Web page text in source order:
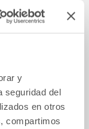
y
seguridad del
en otros
compartimos
estar
2º